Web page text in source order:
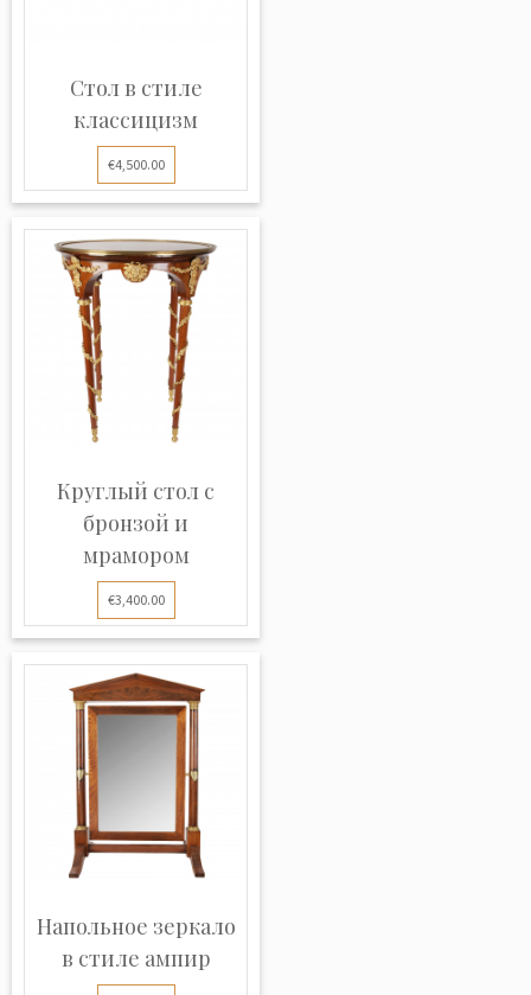
Стол в стиле
классицизм
€4,500.00
Круглый стол с
бронзой и
мрамором
€3,400.00
Напольное зеркало
в стиле ампир